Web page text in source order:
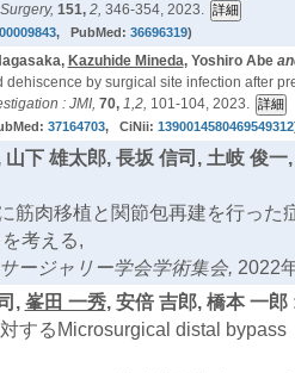
151, 2, 346-354, 2023.
, PubMed: 36696319)
Kazuhide Mineda, Yoshiro Abe
dehiscence by surgical site infection after
: JMI, 70, 1,2, 101-104, 2023.
37164703, CiNii: 1390014580469549312
山下 雄太郎, 長坂 信司, 土岐 俊一
筋肉移植と関節包再建を行った
考える,
ージャリー学会学術集会, 2022
, 峯田 一秀, 安倍 吉郎, 橋本 一郎
するMicrosurgical distal bypass